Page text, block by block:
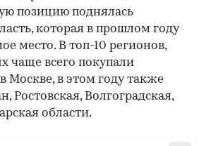
позицию поднялась
которая в прошлом году
место. В топ-10 регионов,
чаще всего покупали
Москве, в этом году также
Ростовская, Волгоградская,
области.